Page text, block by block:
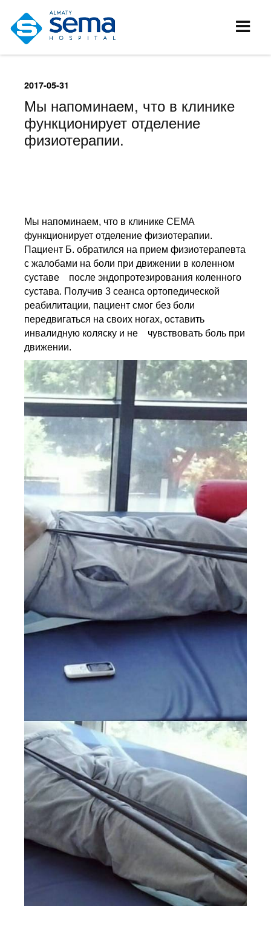
2017-05-31
Мы напоминаем, что в клинике
функционирует отделение
физиотерапии.
Мы напоминаем, что в клинике СЕМА
функционирует отделение физиотерапии.
Пациент Б. обратился на прием физиотерапевта
с жалобами на боли при движении в коленном
суставе после эндопротезирования коленного
сустава. Получив 3 сеанса ортопедической
реабилитации, пациент смог без боли
передвигаться на своих ногах, оставить
инвалидную коляску и не чувствовать боль при
движении.